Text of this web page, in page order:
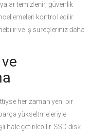
temizlenir, güvenlik
kontrol edilir.
ve iş süreçleriniz daha
her zaman yeni bir
yükseltmeleriyle
hale getirilebilir. SSD disk